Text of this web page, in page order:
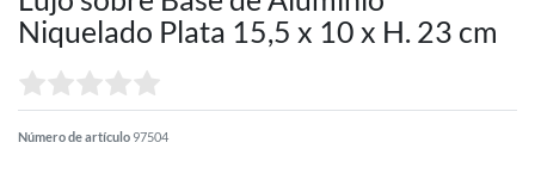
Niquelado Plata 15,5 x 10 x H. 23 cm
Número de artículo 97504